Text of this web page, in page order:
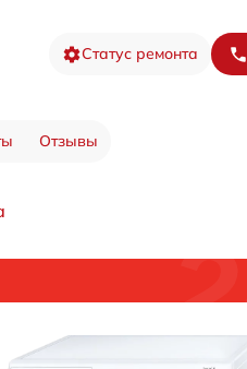
Статус ремонта
Отзывы